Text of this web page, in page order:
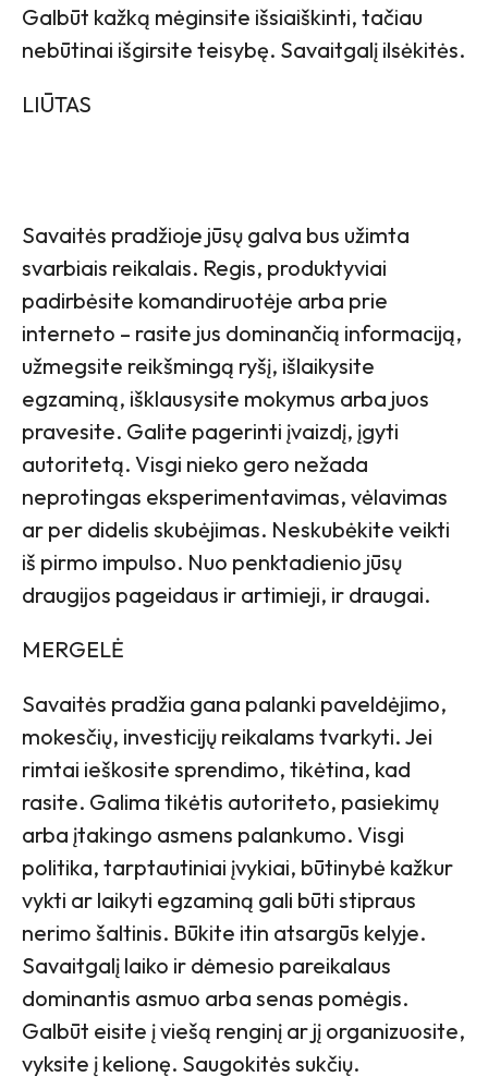
Galbūt kažką mėginsite išsiaiškinti, tačiau
nebūtinai išgirsite teisybę. Savaitgalį ilsėkitės.
LIŪTAS
Savaitės pradžioje jūsų galva bus užimta
svarbiais reikalais. Regis, produktyviai
padirbėsite komandiruotėje arba prie
interneto – rasite jus dominančią informaciją,
užmegsite reikšmingą ryšį, išlaikysite
egzaminą, išklausysite mokymus arba juos
pravesite. Galite pagerinti įvaizdį, įgyti
autoritetą. Visgi nieko gero nežada
neprotingas eksperimentavimas, vėlavimas
ar per didelis skubėjimas. Neskubėkite veikti
iš pirmo impulso. Nuo penktadienio jūsų
draugijos pageidaus ir artimieji, ir draugai.
MERGELĖ
Savaitės pradžia gana palanki paveldėjimo,
mokesčių, investicijų reikalams tvarkyti. Jei
rimtai ieškosite sprendimo, tikėtina, kad
rasite. Galima tikėtis autoriteto, pasiekimų
arba įtakingo asmens palankumo. Visgi
politika, tarptautiniai įvykiai, būtinybė kažkur
vykti ar laikyti egzaminą gali būti stipraus
nerimo šaltinis. Būkite itin atsargūs kelyje.
Savaitgalį laiko ir dėmesio pareikalaus
dominantis asmuo arba senas pomėgis.
Galbūt eisite į viešą renginį ar jį organizuosite,
vyksite į kelionę. Saugokitės sukčių.